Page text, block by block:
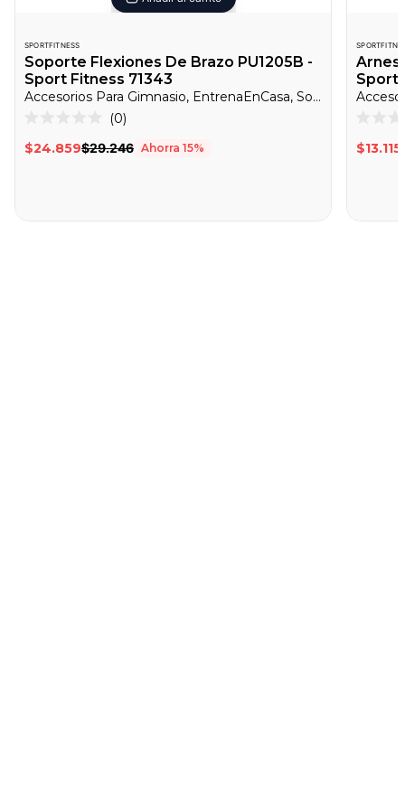
SPORTFITNESS
Soporte Flexiones De Brazo PU1205B -
Sport Fitness 71343
Accesorios Para Gimnasio, EntrenaEnCasa, Soportes Para Flexiones
0
de
0
para
$24.859$29.246 Ahorra 15%
Arnes
Sport
0
de
$13.115